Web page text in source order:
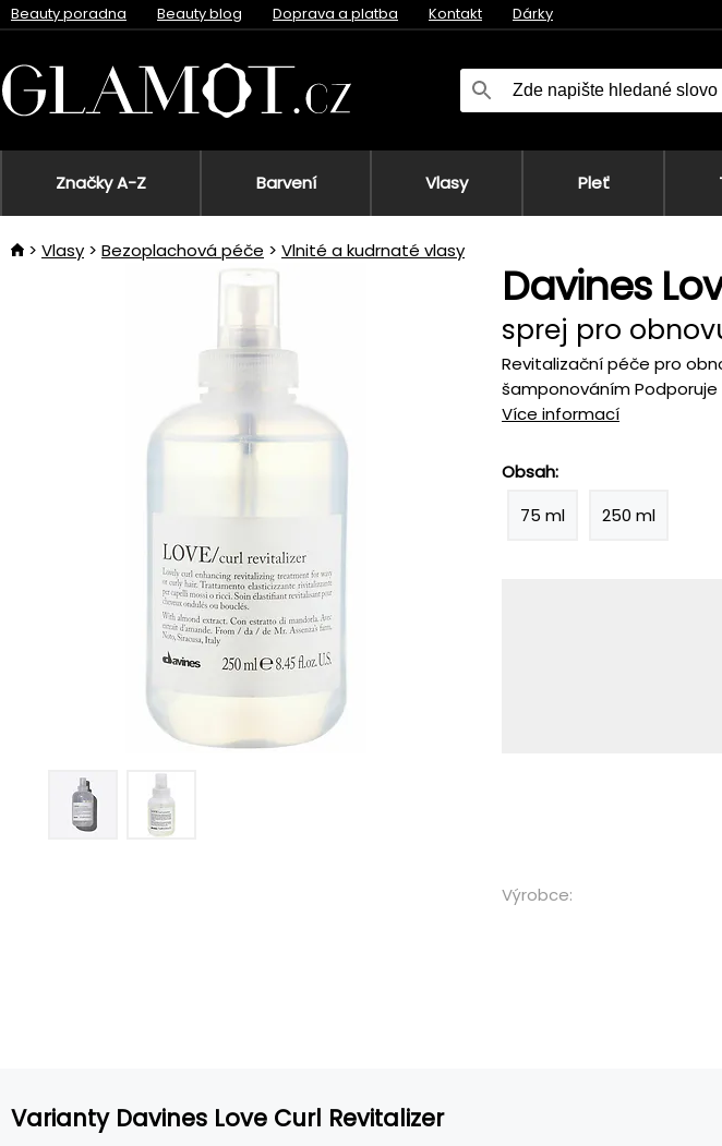
Beauty poradna Beauty blog Doprava a platba Kontakt Dárky
Značky A-Z Barvení Vlasy Pleť
Vlasy Bezoplachová péče Vlnité a kudrnaté vlasy
Davines
sprej pro
Revitalizační péče pro
šamponováním Podporuje
Více informací
Obsah:
75 ml
250 ml
Výrobce:
Varianty Davines Love Curl Revitalizer